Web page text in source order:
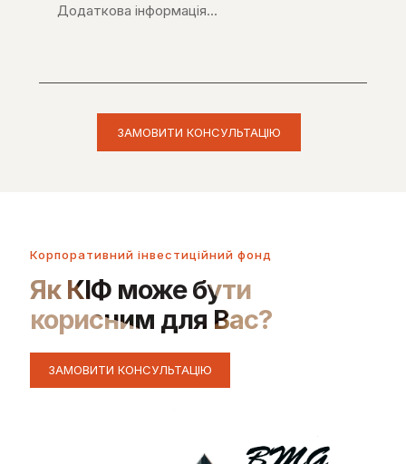
Корпоративний інвестиційний фонд
Як КІФ може бути
корисним для Вас?
ЗАМОВИТИ КОНСУЛЬТАЦІЮ